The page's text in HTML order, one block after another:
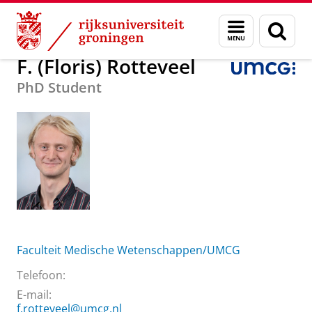
Skip
Content
Skip
Navigation
Menu
en
zoeken
Over ons F. (Floris) Rotteveel
F. (Floris) Rotteveel
PhD Student
Faculteit Medische Wetenschappen/UMCG
Telefoon:
E-mail:
f.rotteveel@umcg.nl